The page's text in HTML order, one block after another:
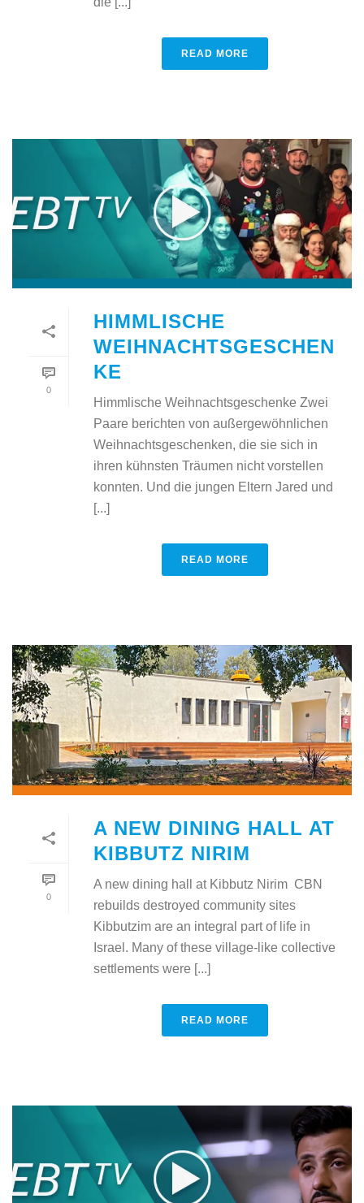
READ MORE
0
HIMMLISCHE
WEIHNACHTSGESCHEN
KE
Himmlische Weihnachtsgeschenke Zwei
Paare berichten von außergewöhnlichen
Weihnachtsgeschenken, die sie sich in
ihren kühnsten Träumen nicht vorstellen
konnten. Und die jungen Eltern Jared und
[...]
READ MORE
0
A NEW DINING HALL AT
KIBBUTZ NIRIM
A new dining hall at Kibbutz Nirim CBN
rebuilds destroyed community sites
Kibbutzim are an integral part of life in
Israel. Many of these village-like collective
settlements were [...]
READ MORE